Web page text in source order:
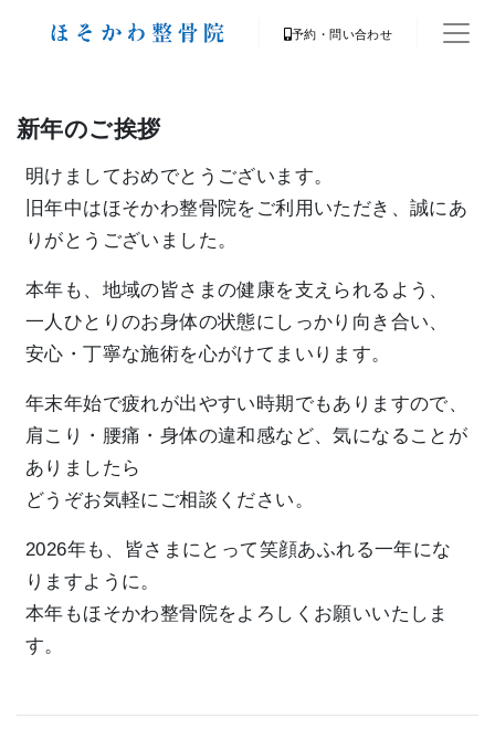
予約・問い合わせ
新年のご挨拶
明けましておめでとうございます。
旧年中はほそかわ整骨院をご利用いただき、誠にあ
りがとうございました。
本年も、地域の皆さまの健康を支えられるよう、
一人ひとりのお身体の状態にしっかり向き合い、
安心・丁寧な施術を心がけてまいります。
年末年始で疲れが出やすい時期でもありますので、
肩こり・腰痛・身体の違和感など、気になることが
ありましたら
どうぞお気軽にご相談ください。
2026年も、皆さまにとって笑顔あふれる一年にな
りますように。
本年もほそかわ整骨院をよろしくお願いいたしま
す。